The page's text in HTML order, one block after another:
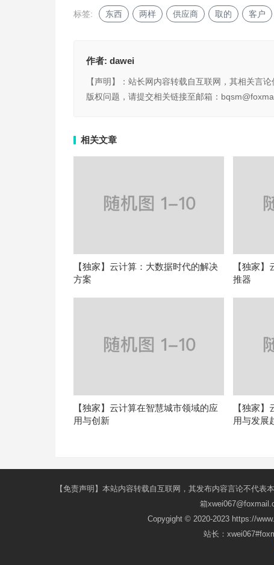
标签: 东西 两样 供应商 取的 客户
作者: dawei
【声明】：站长网内容转载自互联网，其相关言
版权问题，请提交相关链接至邮箱：
相关文章
【独家】云计算：大数据时代的解决
方案
【独家
推器
【独家】云计算在智慧城市领域的应
用与创新
【独家
用与发展
【免责声明】本站内容转载自互联网，其发布内容言论不代
箱
Copygight © 2020-2023 https://
站长：